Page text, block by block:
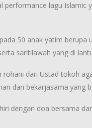
performance lagu Islamic
50 anak yatim berupa
saritilawah yang di
dari Ustad tokoh
dan bekarjasama yang
dengan doa bersama